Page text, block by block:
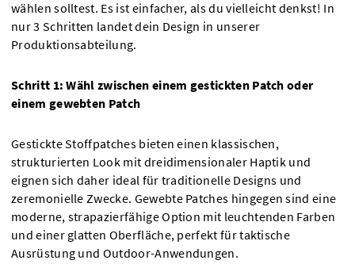
wählen solltest. Es ist einfacher, als du vielleicht denkst! In
nur 3 Schritten landet dein Design in unserer
Produktionsabteilung.
Schritt 1: Wähl zwischen einem gestickten Patch oder
einem gewebten Patch
Gestickte Stoffpatches bieten einen klassischen,
strukturierten Look mit dreidimensionaler Haptik und
eignen sich daher ideal für traditionelle Designs und
zeremonielle Zwecke. Gewebte Patches hingegen sind eine
moderne, strapazierfähige Option mit leuchtenden Farben
und einer glatten Oberfläche, perfekt für taktische
Ausrüstung und Outdoor-Anwendungen.